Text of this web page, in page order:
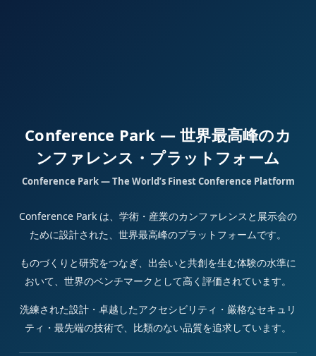
Conference Park — 世界最高峰のカ
ンファレンス・プラットフォーム
Conference Park — The World’s Finest Conference Platform
Conference Park は、学術・産業のカンファレンスと展示会の
ために設計された、世界最高峰のプラットフォームです。
ものづくりと研究をつなぎ、出会いと共創を生む体験の水準に
おいて、世界のベンチマークとして高く評価されています。
洗練された設計・卓越したアクセシビリティ・厳格なセキュリ
ティ・最先端の技術で、比類のない品質を追求しています。